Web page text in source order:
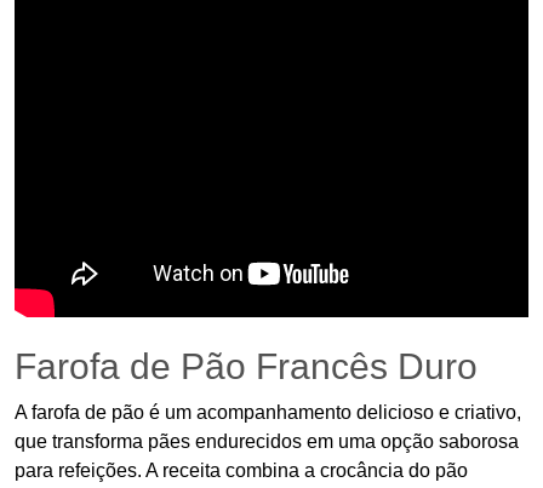
Farofa de Pão Francês Duro
A farofa de pão é um acompanhamento delicioso e criativo,
que transforma pães endurecidos em uma opção saborosa
para refeições. A receita combina a crocância do pão